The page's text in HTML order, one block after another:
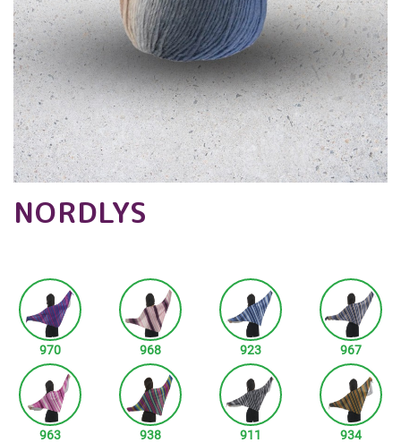
NORDLYS
970 968 923 967
963 938 911 934